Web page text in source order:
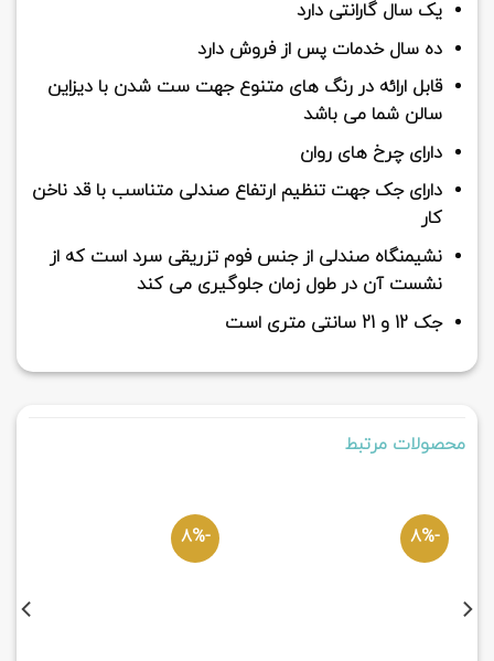
یک سال گارانتی دارد
ده سال خدمات پس از فروش دارد
قابل ارائه در رنگ های متنوع جهت ست شدن با دیزاین
سالن شما می باشد
دارای چرخ های روان
دارای جک جهت تنظیم ارتفاع صندلی متناسب با قد ناخن
کار
نشیمنگاه صندلی از جنس فوم تزریقی سرد است که از
نشست آن در طول زمان جلوگیری می کند
جک 12 و 21 سانتی متری است
محصولات مرتبط
-8%
-8%